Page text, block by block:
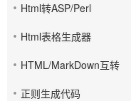
Html转ASP/Perl
Html表格生成器
HTML/MarkDown互转
正则生成代码